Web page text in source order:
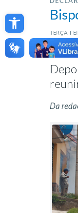
Open toolbar
TERÇA-
Da